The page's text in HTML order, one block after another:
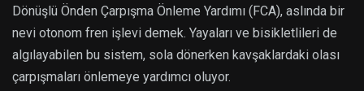
Dönüşlü Önden Çarpışma Önleme Yardımı (FCA), aslında bir
nevi otonom fren işlevi demek. Yayaları ve bisikletlileri de
algılayabilen bu sistem, sola dönerken kavşaklardaki olası
çarpışmaları önlemeye yardımcı oluyor.